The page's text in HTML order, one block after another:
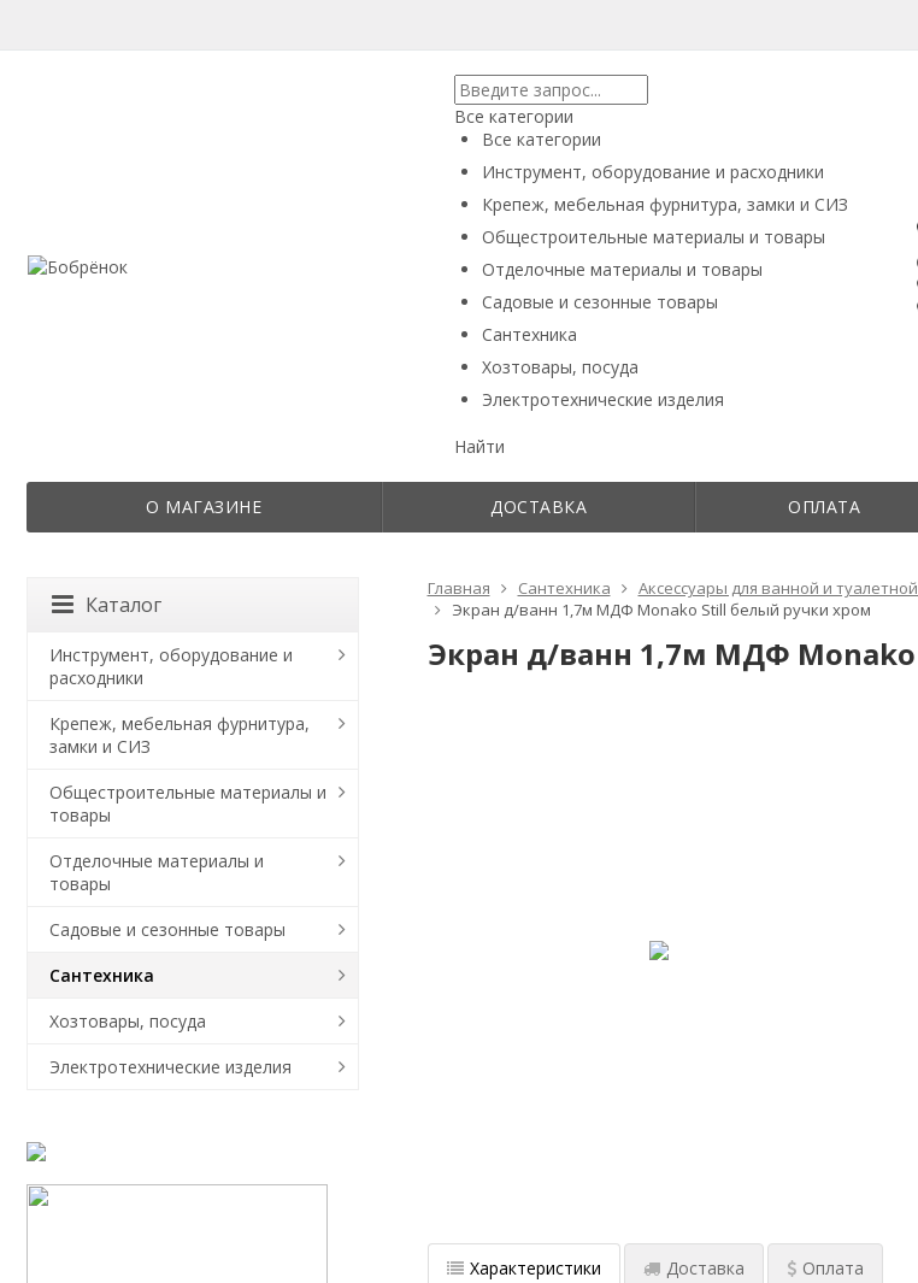
Все категории
Все категории
Инструмент, оборудование и расходники
Крепеж, мебельная фурнитура, замки и СИЗ
Общестроительные материалы и товары
Отделочные материалы и товары
Садовые и сезонные товары
Сантехника
Хозтовары, посуда
Электротехнические изделия
Найти
О МАГАЗИНЕ ДОСТАВКА ОПЛАТА
Главная Сантехника Аксессуары для ванной и
Экран д/ванн 1,7м МДФ Monako Still белый ручки хром
Экран д/ванн 1,7м МДФ
Характеристики Доставка Оплата
Каталог
Инструмент, оборудование и
расходники
Крепеж, мебельная фурнитура,
замки и СИЗ
Общестроительные материалы и
товары
Отделочные материалы и
товары
Садовые и сезонные товары
Сантехника
Хозтовары, посуда
Электротехнические изделия